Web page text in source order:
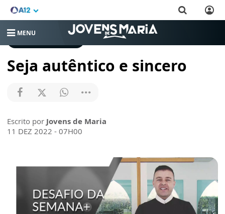
MENU
Seja autêntico e sincero
Escrito por Jovens de Maria
11 DEZ 2022 - 07H00